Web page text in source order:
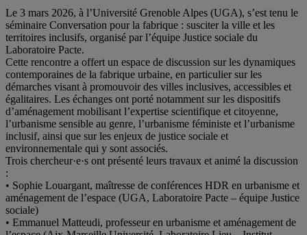
Le 3 mars 2026, à l’Université Grenoble Alpes (UGA), s’est tenu le
séminaire Conversation pour la fabrique : susciter la ville et les
territoires inclusifs, organisé par l’équipe Justice sociale du
Laboratoire Pacte.
Cette rencontre a offert un espace de discussion sur les dynamiques
contemporaines de la fabrique urbaine, en particulier sur les
démarches visant à promouvoir des villes inclusives, accessibles et
égalitaires. Les échanges ont porté notamment sur les dispositifs
d’aménagement mobilisant l’expertise scientifique et citoyenne,
l’urbanisme sensible au genre, l’urbanisme féministe et l’urbanisme
inclusif, ainsi que sur les enjeux de justice sociale et
environnementale qui y sont associés.
Trois chercheur·e·s ont présenté leurs travaux et animé la discussion
:
• Sophie Louargant, maîtresse de conférences HDR en urbanisme et
aménagement de l’espace (UGA, Laboratoire Pacte – équipe Justice
sociale)
• Emmanuel Matteudi, professeur en urbanisme et aménagement de